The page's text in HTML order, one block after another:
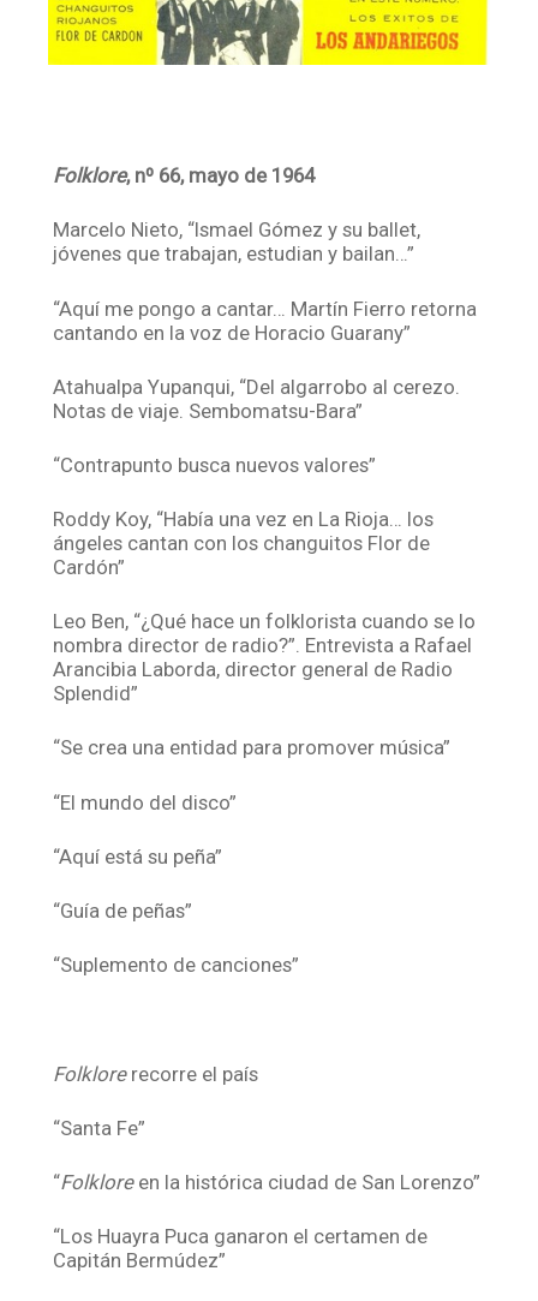
Folklore, nº 66, mayo de 1964
Marcelo Nieto, “Ismael Gómez y su ballet,
jóvenes que trabajan, estudian y bailan…”
“Aquí me pongo a cantar… Martín Fierro retorna
cantando en la voz de Horacio Guarany”
Atahualpa Yupanqui, “Del algarrobo al cerezo.
Notas de viaje. Sembomatsu-Bara”
“Contrapunto busca nuevos valores”
Roddy Koy, “Había una vez en La Rioja… los
ángeles cantan con los changuitos Flor de
Cardón”
Leo Ben, “¿Qué hace un folklorista cuando se lo
nombra director de radio?”. Entrevista a Rafael
Arancibia Laborda, director general de Radio
Splendid”
“Se crea una entidad para promover música”
“El mundo del disco”
“Aquí está su peña”
“Guía de peñas”
“Suplemento de canciones”
Folklorerecorre el país
“Santa Fe”
“Folkloreen la histórica ciudad de San Lorenzo”
“Los Huayra Puca ganaron el certamen de
Capitán Bermúdez”